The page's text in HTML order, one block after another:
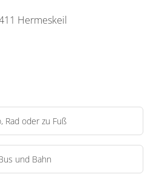
Hermeskeil
Rad oder zu Fuß
und Bahn